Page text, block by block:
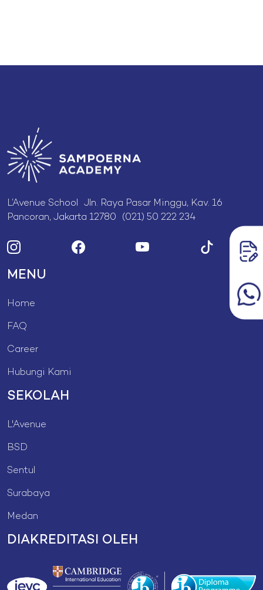
L’Avenue School Jln. Raya Pasar Minggu, Kav. 16
Pancoran, Jakarta 12780 (021) 50 222 234
MENU
Home
FAQ
Career
Hubungi Kami
SEKOLAH
L'Avenue
BSD
Sentul
Surabaya
Medan
DIAKREDITASI OLEH